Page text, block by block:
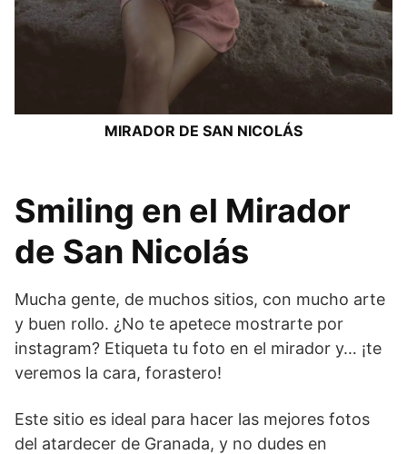
MIRADOR DE SAN NICOLÁS
Smiling en el Mirador
de San Nicolás
Mucha gente, de muchos sitios, con mucho arte
y buen rollo. ¿No te apetece mostrarte por
instagram? Etiqueta tu foto en el mirador y… ¡te
veremos la cara, forastero!
Este sitio es ideal para hacer las mejores fotos
del atardecer de Granada, y no dudes en